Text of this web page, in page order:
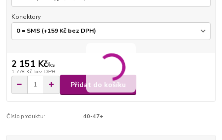
Konektory
2 151 Kč/ks
1 778 Kč bez DPH
Přidat do košíku
Číslo produktu: 40-47+